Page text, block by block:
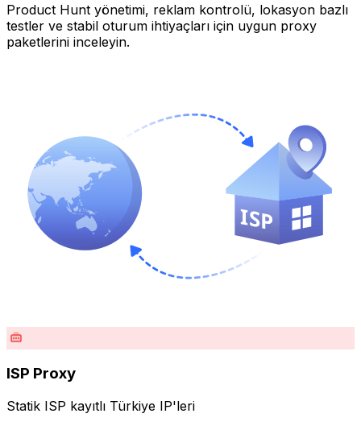
Product Hunt yönetimi, reklam kontrolü, lokasyon bazlı
testler ve stabil oturum ihtiyaçları için uygun proxy
paketlerini inceleyin.
ISP Proxy
Statik ISP kayıtlı Türkiye IP'leri